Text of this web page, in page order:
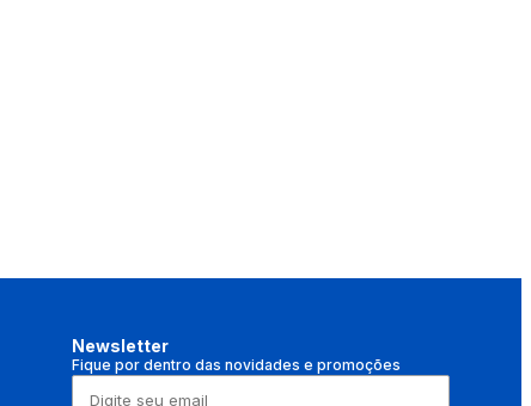
Newsletter
Fique por dentro das novidades e promoções